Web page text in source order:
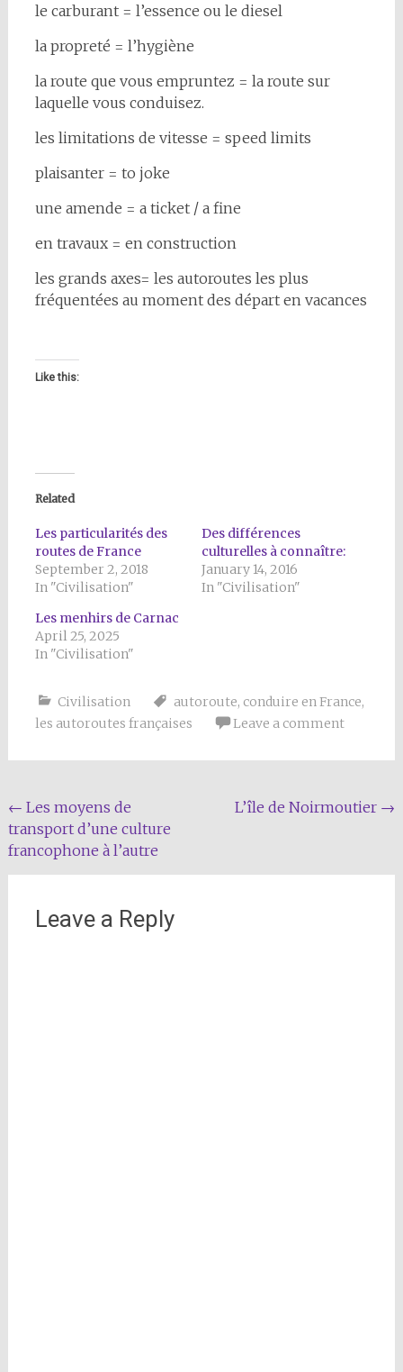
le carburant = l’essence ou le diesel
la propreté = l’hygiène
la route que vous empruntez = la route sur
laquelle vous conduisez.
les limitations de vitesse = speed limits
plaisanter = to joke
une amende = a ticket / a fine
en travaux = en construction
les grands axes= les autoroutes les plus
fréquentées au moment des départ en vacances
Like this:
Related
Les particularités des
routes de France
September 2, 2018
In "Civilisation"
Des différences
culturelles à connaître:
January 14, 2016
In "Civilisation"
Les menhirs de Carnac
April 25, 2025
In "Civilisation"
Civilisation autoroute, conduire en France,
les autoroutes françaises
Leave a comment
Post
navigation
← Les moyens de
transport d’une culture
francophone à l’autre
L’île de Noirmoutier →
Leave a Reply